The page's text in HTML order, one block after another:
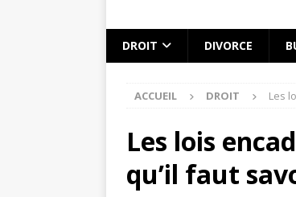
DROIT DIVORCE
ACCUEIL DROIT Les
Les lois
qu’il faut